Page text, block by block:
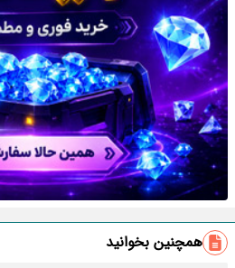
همچنین بخوانید